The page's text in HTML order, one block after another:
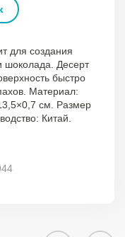
для создания
шоколада. Десерт
быстро
Материал:
см. Размер
Китай.